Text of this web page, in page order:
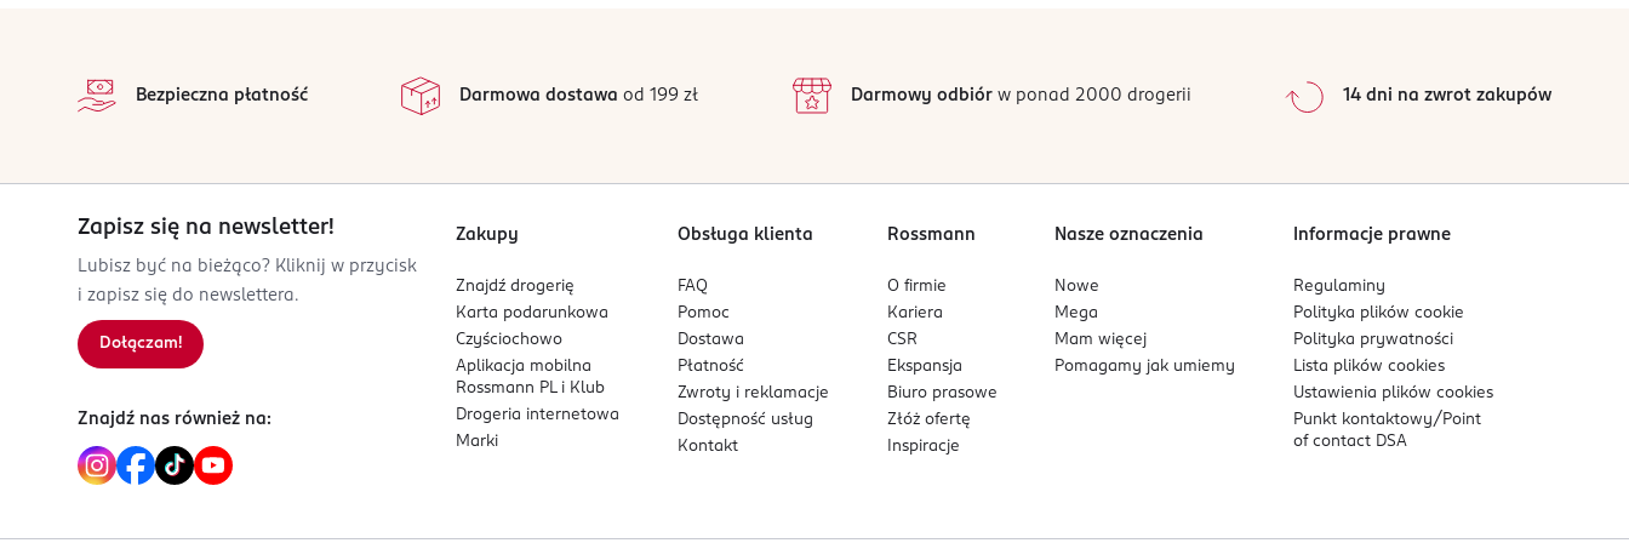
223225606
Kod EAN
2
1
0%
Sortowanie wgdata: od najnowszej
Bezpieczna płatność Darmowa dostawa od 199 zł Darmowy odbiórw ponad 2000 drogerii 14 dni na zwrot zakupów
Zapisz się na newsletter!
Lubisz być na bieżąco? Kliknij w przycisk
i zapisz się do newslettera.
Dołączam!
Znajdź nas również na:
Zakupy
Znajdź drogerię
Karta podarunkowa
Czyściochowo
Aplikacja mobilna
Rossmann PL i Klub
Drogeria internetowa
Marki
Obsługa klienta
FAQ
Pomoc
Dostawa
Płatność
Zwroty i reklamacje
Dostępność usług
Kontakt
Rossmann
O firmie
Kariera
CSR
Ekspansja
Biuro prasowe
Złóż ofertę
Inspiracje
Nasze oznaczenia
Nowe
Mega
Mam więcej
Pomagamy jak umiemy
Informacje prawne
Regulaminy
Polityka plikówcookie
Polityka prywatności
Lista plikówcookies
Ustawienia plikówcookies
Punkt kontaktowy/ Point
of contact DSA